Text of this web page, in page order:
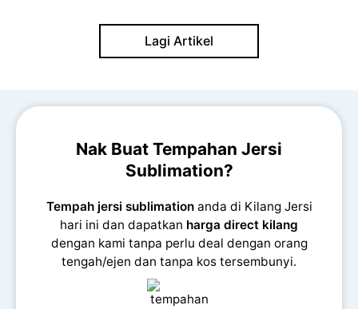
Lagi Artikel
Nak Buat Tempahan Jersi
Sublimation?
Tempah jersi sublimationanda di Kilang Jersi
hari ini dan dapatkan harga direct kilang
dengan kami tanpa perlu deal dengan orang
tengah/ejen dan tanpa kos tersembunyi.